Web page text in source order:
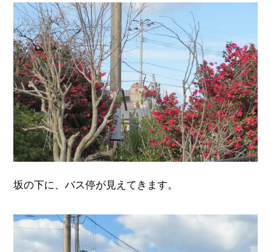
坂の下に、バス停が見えてきます。